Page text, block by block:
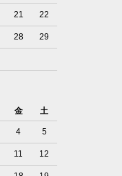
21 22
28 29
金 土
4 5
11 12